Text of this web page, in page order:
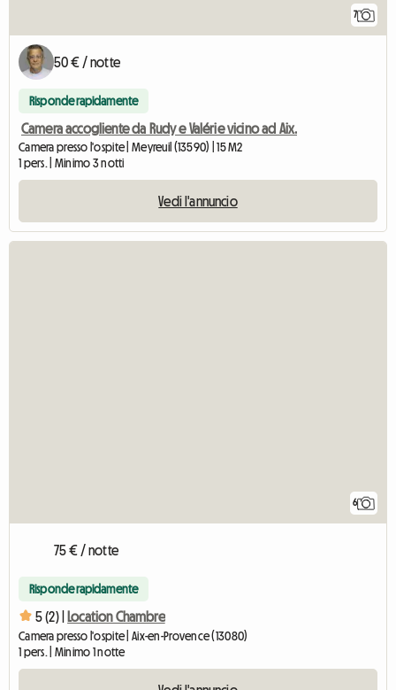
7
50 € / notte
Risponde rapidamente
Camera accogliente da Rudy e Valérie vicino ad Aix.
Camera presso l'ospite | Meyreuil (13590) | 15 M2
1 pers. | Minimo 3 notti
Vedi l'annuncio
6
75 € / notte
Risponde rapidamente
5 (2) | Location Chambre
Camera presso l'ospite | Aix-en-Provence (13080)
1 pers. | Minimo 1 notte